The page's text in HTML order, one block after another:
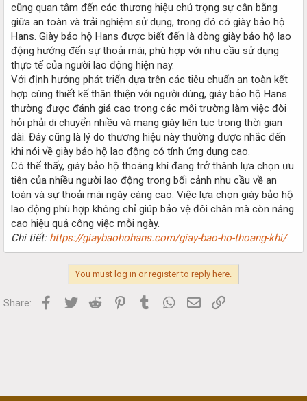
cũng quan tâm đến các thương hiệu chú trọng sự cân bằng
giữa an toàn và trải nghiệm sử dụng, trong đó có giày bảo hộ
Hans. Giày bảo hộ Hans được biết đến là dòng giày bảo hộ lao
động hướng đến sự thoải mái, phù hợp với nhu cầu sử dụng
thực tế của người lao động hiện nay.
Với định hướng phát triển dựa trên các tiêu chuẩn an toàn kết
hợp cùng thiết kế thân thiện với người dùng, giày bảo hộ Hans
thường được đánh giá cao trong các môi trường làm việc đòi
hỏi phải di chuyển nhiều và mang giày liên tục trong thời gian
dài. Đây cũng là lý do thương hiệu này thường được nhắc đến
khi nói về giày bảo hộ lao động có tính ứng dụng cao.
Có thể thấy, giày bảo hộ thoáng khí đang trở thành lựa chọn ưu
tiên của nhiều người lao động trong bối cảnh nhu cầu về an
toàn và sự thoải mái ngày càng cao. Việc lựa chọn giày bảo hộ
lao động phù hợp không chỉ giúp bảo vệ đôi chân mà còn nâng
cao hiệu quả công việc mỗi ngày.
Chi tiết: https://giaybaohohans.com/giay-bao-ho-thoang-khi/
You must log in or register to reply here.
Share: Facebook
Twitter Reddit PinterestTumblr WhatsApp
Email